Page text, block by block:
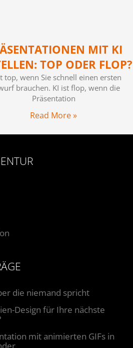
MIT KI
TOP ODER FLOP?
top, wenn Sie schnell einen ersten
brauchen. KI ist flop, wenn die
Präsentation
Read More »
die niemand spricht
Design für Ihre nächste
mit animierten GIFs in